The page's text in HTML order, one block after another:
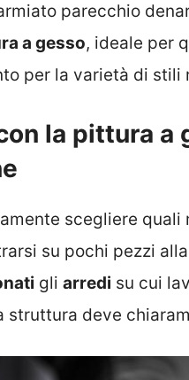
parecchio
a gesso, ideale per
per la varietà di stili
la pittura a
scegliere quali
su pochi pezzi
gli arredi su cui
struttura deve